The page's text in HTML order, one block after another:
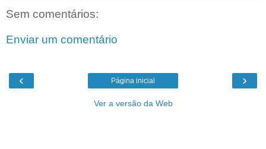
Sem comentários:
Enviar um comentário
‹ ›
Página inicial
Ver a versão da Web